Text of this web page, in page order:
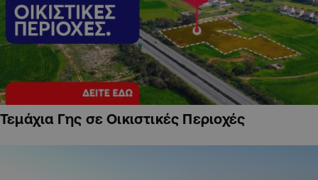
Τεμάχια Γης σε Οικιστικές Περιοχές